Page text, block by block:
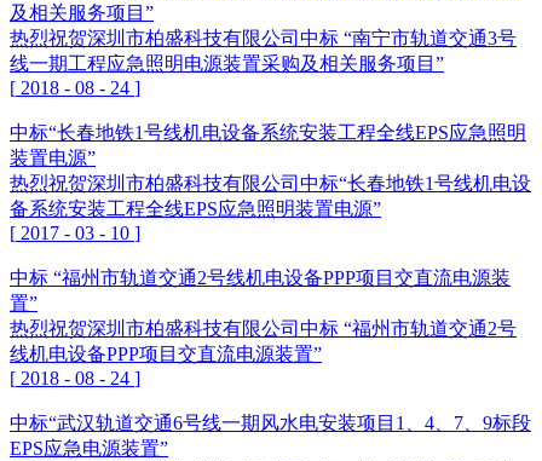
及相关服务项目”
热烈祝贺深圳市柏盛科技有限公司中标 “南宁市轨道交通3号
线一期工程应急照明电源装置采购及相关服务项目”
[ 2018 - 08 - 24 ]
中标“长春地铁1号线机电设备系统安装工程全线EPS应急照明
装置电源”
热烈祝贺深圳市柏盛科技有限公司中标“长春地铁1号线机电设
备系统安装工程全线EPS应急照明装置电源”
[ 2017 - 03 - 10 ]
中标 “福州市轨道交通2号线机电设备PPP项目交直流电源装
置”
热烈祝贺深圳市柏盛科技有限公司中标 “福州市轨道交通2号
线机电设备PPP项目交直流电源装置”
[ 2018 - 08 - 24 ]
中标“武汉轨道交通6号线一期风水电安装项目1、4、7、9标段
EPS应急电源装置”